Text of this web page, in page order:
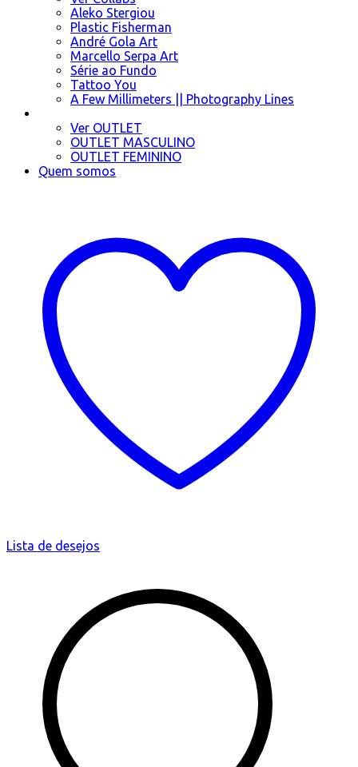
Aleko Stergiou
Plastic Fisherman
André Gola Art
Marcello Serpa Art
Série ao Fundo
Tattoo You
A Few Millimeters || Photography Lines
Ver OUTLET
OUTLET MASCULINO
OUTLET FEMININO
Quem somos
Lista de desejos